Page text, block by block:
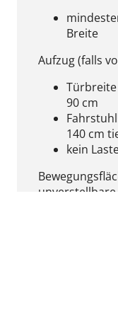
Breite
Aufzug (falls
Türbreite
90 cm
140 cm
kein
unverstellbare